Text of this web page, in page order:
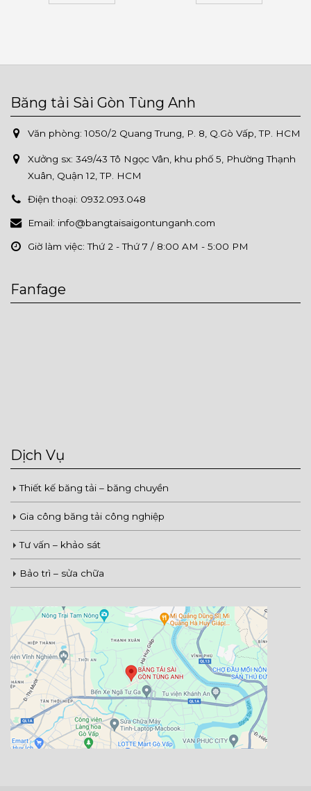
Băng tải Sài Gòn Tùng Anh
Văn phòng: 1050/2 Quang Trung, P. 8, Q.Gò Vấp, TP. HCM
Xưởng sx: 349/43 Tô Ngọc Vân, khu phố 5, Phường Thạnh
Xuân, Quận 12, TP. HCM
Điện thoại: 0932.093.048
Email: info@bangtaisaigontunganh.com
Giờ làm việc: Thứ 2 - Thứ 7 / 8:00 AM - 5:00 PM
Fanfage
Dịch Vụ
Thiết kế băng tải – băng chuyền
Gia công băng tải công nghiệp
Tư vấn – khảo sát
Bảo trì – sửa chữa